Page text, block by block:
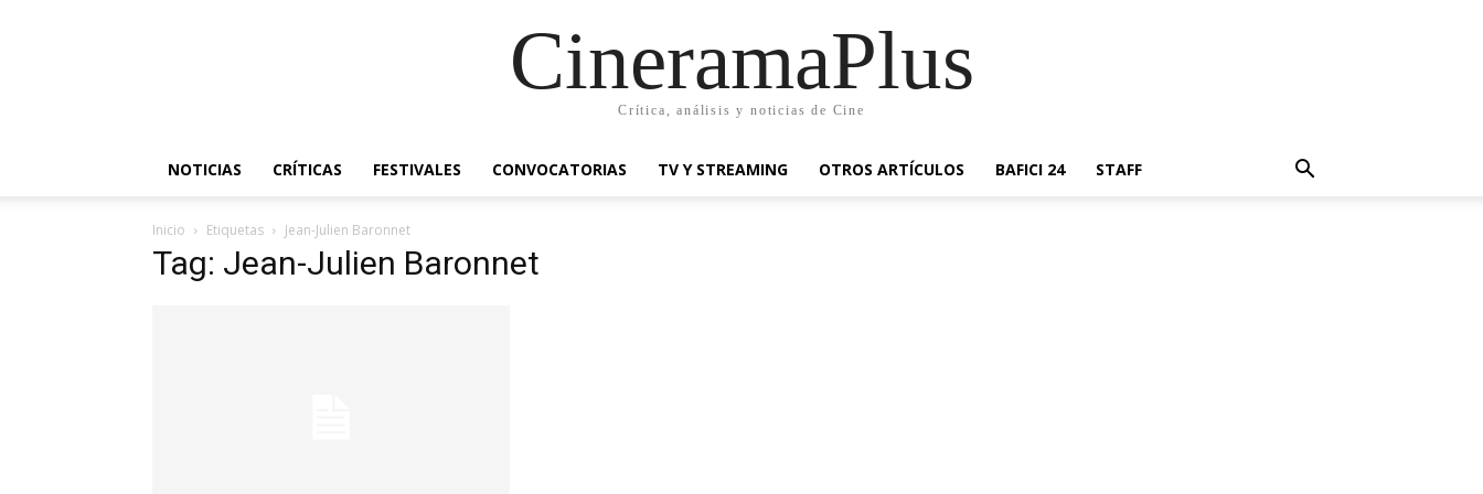
CineramaPlus
Crítica, análisis y noticias de Cine
NOTICIAS CRÍTICAS FESTIVALES CONVOCATORIAS TV Y STREAMING OTROS ARTÍCULOS BAFICI 24 STAFF
Inicio Etiquetas Jean-Julien Baronnet
Tag: Jean-Julien Baronnet